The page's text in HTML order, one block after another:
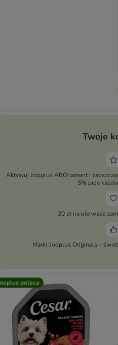
Twoje
Aktywuj zooplus ABOnament i
5% przy
20 zł na pierwsze
Marki zooplus Originals –
poleca